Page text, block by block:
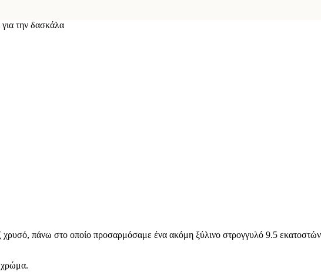
την δασκάλα
χρυσό, πάνω στο οποίο προσαρμόσαμε ένα ακόμη ξύλινο στρογγυλό 9.5
χρώμα.